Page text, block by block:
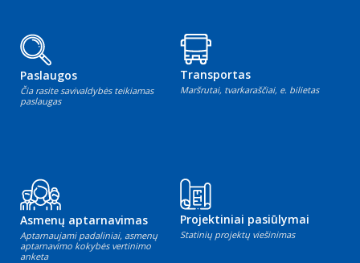
Paslaugos
Čia rasite savivaldybės teikiamas
paslaugas
Transportas
Maršrutai, tvarkaraščiai, e. bilietas
Asmenų aptarnavimas
Aptarnaujami padaliniai, asmenų
aptarnavimo kokybės vertinimo
anketa
Projektiniai pasiūlymai
Statinių projektų viešinimas